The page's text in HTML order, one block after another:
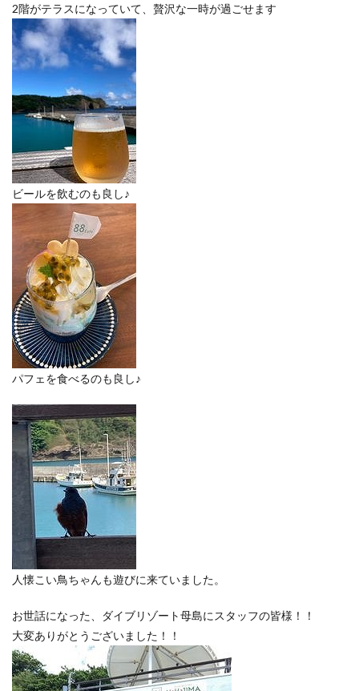
2階がテラスになっていて、贅沢な一時が過ごせます
ビールを飲むのも良し♪
パフェを食べるのも良し♪
人懐こい鳥ちゃんも遊びに来ていました。
お世話になった、ダイブリゾート母島にスタッフの皆様！！
大変ありがとうございました！！